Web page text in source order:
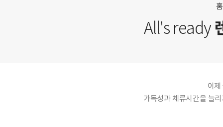
All's ready
이
가독성과 체류시간을 늘